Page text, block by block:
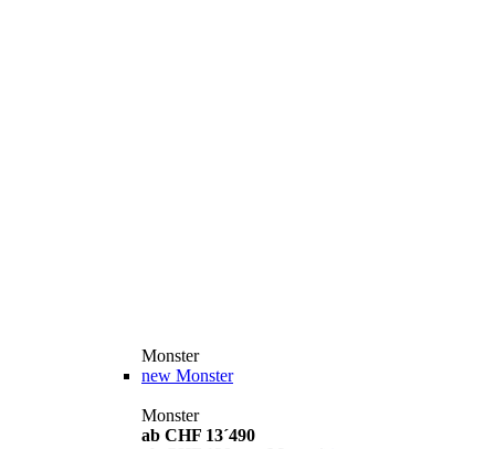
Monster
new Monster
Monster
ab CHF 13´490